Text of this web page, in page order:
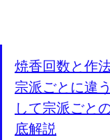
焼香回数と作
宗派ごとに違
して宗派ごと
底解説